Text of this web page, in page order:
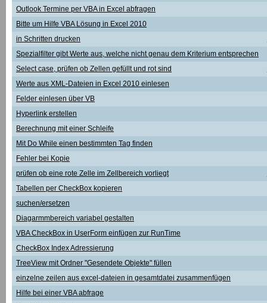
Outlook Termine per VBA in Excel abfragen
Bitte um Hilfe VBA Lösung in Excel 2010
in Schritten drucken
Spezialfilter gibt Werte aus, welche nicht genau dem Kriterium entsprechen
Select case, prüfen ob Zellen gefüllt und rot sind
Werte aus XML-Dateien in Excel 2010 einlesen
Felder einlesen über VB
Hyperlink erstellen
Berechnung mit einer Schleife
Mit Do While einen bestimmten Tag finden
Fehler bei Kopie
prüfen ob eine rote Zelle im Zellbereich vorliegt
Tabellen per CheckBox kopieren
suchen/ersetzen
Diagarmmbereich variabel gestalten
VBA CheckBox in UserForm einfügen zur RunTime
CheckBox Index Adressierung
TreeView mit Ordner "Gesendete Objekte" füllen
einzelne zeilen aus excel-dateien in gesamtdatei zusammenfügen
Hilfe bei einer VBA abfrage